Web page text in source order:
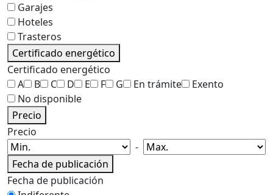
Garajes
Hoteles
Trasteros
Certificado energético
Certificado energético
A
B C D E F G En trámite
Exento
No disponible
Precio
Precio
-
Fecha de publicación
Fecha de publicación